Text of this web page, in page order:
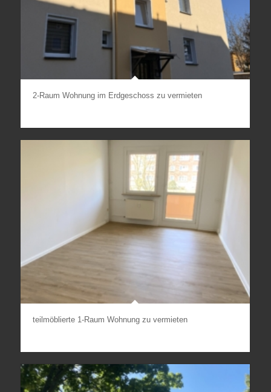
2-Raum Wohnung im Erdgeschoss zu vermieten
teilmöblierte 1-Raum Wohnung zu vermieten